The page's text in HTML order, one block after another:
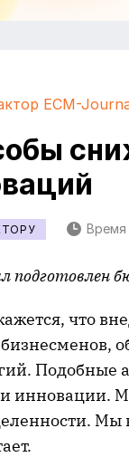
ECM-
Время
подготовлен
что
Подобные
инновации.
Мы